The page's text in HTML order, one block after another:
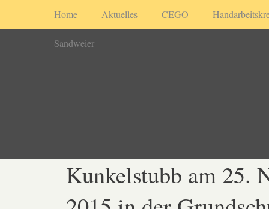
Home Aktuelles CEGO
Sandweier
Kunkelstubb am 25.